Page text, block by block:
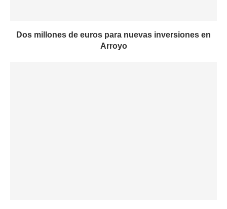
Dos millones de euros para nuevas inversiones en
Arroyo